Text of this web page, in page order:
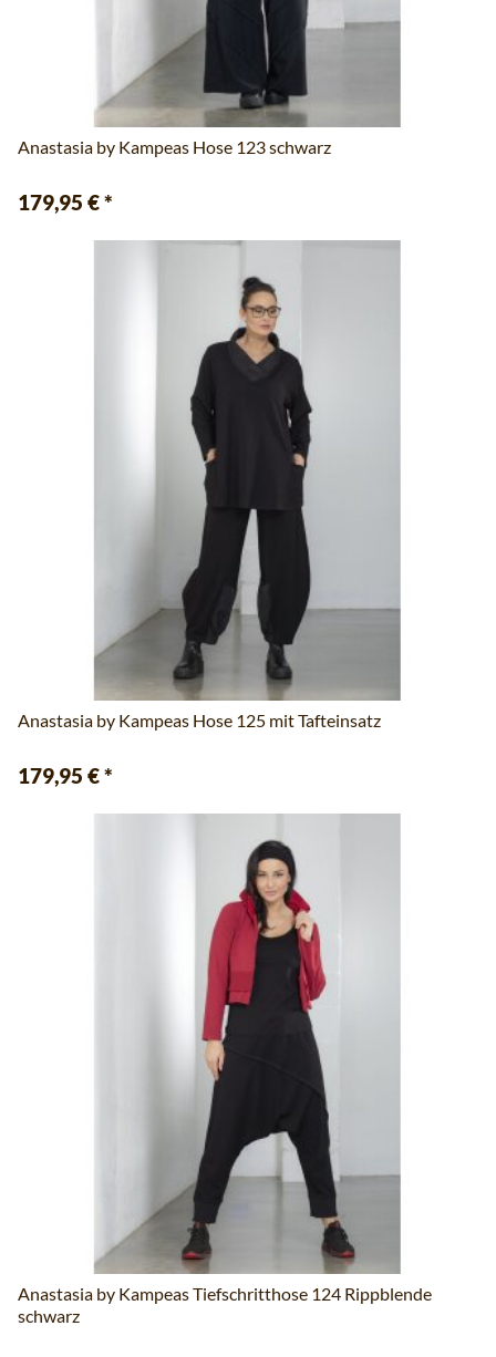
Anastasia by Kampeas Hose 123 schwarz
179,95 €*
Anastasia by Kampeas Hose 125 mit Tafteinsatz
179,95 €*
Anastasia by Kampeas Tiefschritthose 124 Rippblende
schwarz